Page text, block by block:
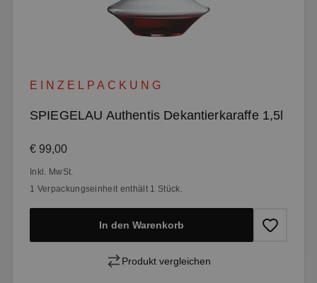
EINZELPACKUNG
SPIEGELAU Authentis Dekantierkaraffe 1,5l
Regulärer Preis:
€ 99,00
Inkl. MwSt.
1 Verpackungseinheit enthält 1 Stück.
In den Warenkorb
Produkt vergleichen